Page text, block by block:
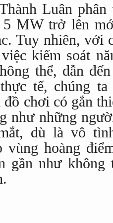
Luân
5 MW trở lên
Tuy nhiên, với
kiểm soát
thể, dẫn
tế, chúng
chơi có gắn
như những
dù là vô
vùng hoàng
gần như không